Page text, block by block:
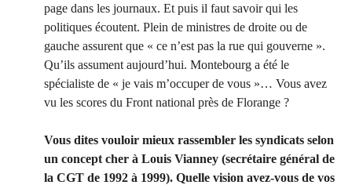
page dans les journaux. Et puis il faut savoir qui les
politiques écoutent. Plein de ministres de droite ou de
gauche assurent que « ce n’est pas la rue qui gouverne ».
Qu’ils assument aujourd’hui. Montebourg a été le
spécialiste de « je vais m’occuper de vous »… Vous avez
vu les scores du Front national près de Florange ?
Vous dites vouloir mieux rassembler les syndicats selon
un concept cher à Louis Vianney (secrétaire général de
la CGT de 1992 à 1999). Quelle vision avez-vous de vos